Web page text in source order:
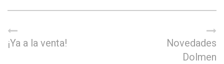
¡Ya a la venta!
Novedades
Dolmen